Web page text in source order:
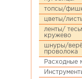
топсы/
цветы/
ленты/
кружево
шнуры/
проволока
Расходные